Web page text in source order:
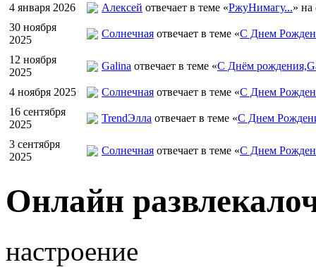
4 января 2026 Алексей отвечает в теме «РжуНимагу...» на
30 ноября
2025
Солнечная отвечает в теме «С Днем
12 ноября
2025
Galina отвечает в теме «С Днём
4 ноября 2025 Солнечная отвечает в теме «С Днем
16 сентября
2025
TrendЭлла отвечает в теме «С Днем
3 сентября
2025
Солнечная отвечает в теме «С Днем
Онлайн
настроение